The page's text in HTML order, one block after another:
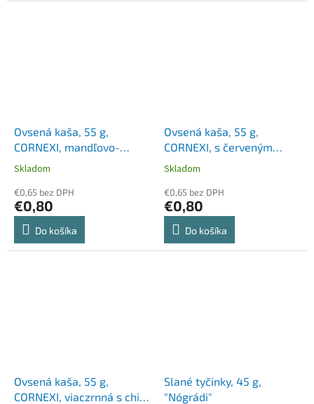
Ovsená kaša, 55 g,
CORNEXI, mandľovo-
kokosová s chia
pridaného cukru
Skladom
€0,65 bez DPH
€0,80
Do košíka
Ovsená kaša, 55 g,
CORNEXI, s červeným
ovocím a chia semienkami
Skladom
€0,65 bez DPH
€0,80
Do košíka
Ovsená kaša, 55 g,
CORNEXI, viaczrnná s chia
Slané tyčinky, 45 g,
"Nógrádi"